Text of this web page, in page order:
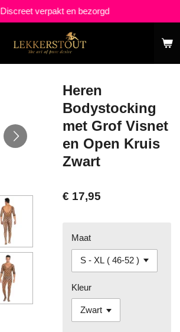
Discreet verpakt en bezorgd
Heren
Bodystocking
met Grof Visnet
en Open Kruis
Zwart
€ 17,95
Maat
Kleur